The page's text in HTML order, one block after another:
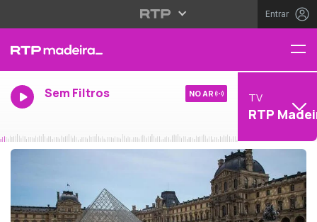
Entrar
Sem Filtros NO AR TV
RTP